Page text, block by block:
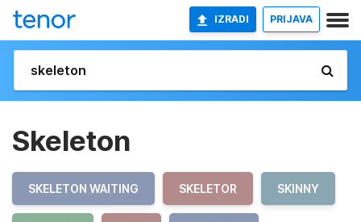
IZRADI PRIJAVA
Skeleton
SKELETON WAITING SKELETOR SKINNY